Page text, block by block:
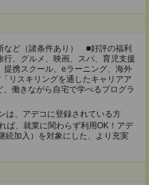
など（諸条件あり） ■好評の福利
、グルメ、映画、スパ、育児支援
携スクール、eラーニング、海外
リスキリングを通したキャリアア
働きながら自宅で学べるプログラ
は、アデコに登録されている方
ば、就業に関わらず利用OK！アデ
続加入）を対象にした、より充実